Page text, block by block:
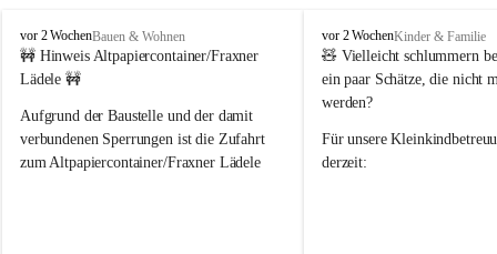
F
r
a
e
r
n
vor 2 WochenBauen & Wohnen
🚧 Hinweis Altpapiercontainer/Fraxner
Lädele 🚧
Aufgrund der Baustelle und der damit
verbundenen Sperrungen ist die Zufahrt
zum Altpapiercontainer/Fraxner Lädele
F
r
a
x
r
n
vor 2 WochenKinder & Familie
🧸 Vielleicht schlummern
ein paar Schätze, die nicht
werden?
Für unsere
derzeit: